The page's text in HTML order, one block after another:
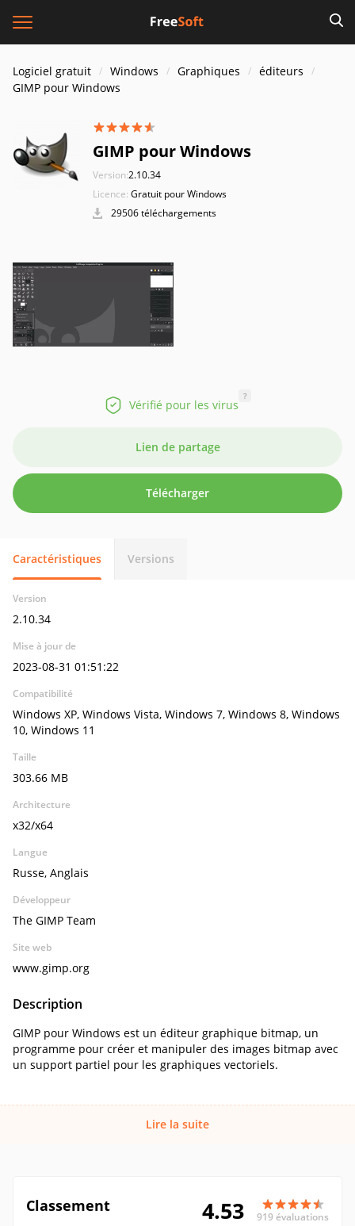
Logiciel gratuit Windows Graphiques
éditeurs
GIMP pour Windows
GIMP pour Windows
Version:2.10.34
Licence: Gratuit pour Windows
29506 téléchargements
Vérifié pour les virus
?
Lien de partage
Télécharger
Caractéristiques Versions
Version
2.10.34
Mise à jour de
2023-08-31 01:51:22
Compatibilité
Windows XP, Windows Vista, Windows 7, Windows 8, Windows
10, Windows 11
Taille
303.66 MB
Architecture
x32/x64
Langue
Russe, Anglais
Développeur
The GIMP Team
Site web
www.gimp.org
Description
GIMP pour Windows est un éditeur graphique bitmap, un
programme pour créer et manipuler des images bitmap avec
un support partiel pour les graphiques vectoriels.
Lire la suite
Classement 4.53 919 évaluations